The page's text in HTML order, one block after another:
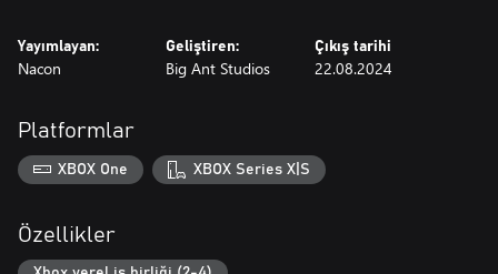
stratejilerini yeniden oluşturabilmek için en ince ayrıntısına kadar
incelenmiş; hücum ve savunmada benzersiz oyun stilleriyle oyuna
EKSİKSİZ RESMÎ TAKVİM
Yeteneklerinizi sınamak için ATP ve WTA’nın resmî turlarından
daha büyük bir meydan okuma yoktur ve TIEBREAK – GRAND
etmenizi sağlar. Resmî bir oyuncunun rolüne bürünün ya da kendi
Yayımlayan:
Nacon
Geliştiren:
Big Ant Studios
Çıkış tarihi
22.08.2024
Platformlar
XBOX One XBOX Series X|S
Özellikler